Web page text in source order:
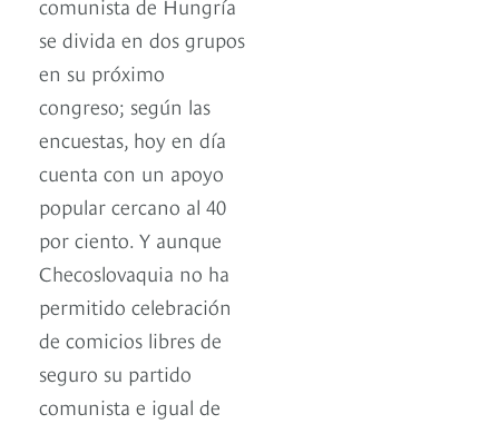
se divida en dos grupos
en su próximo
congreso; según las
encuestas, hoy en día
cuenta con un apoyo
popular cercano al 40
por ciento. Y aunque
Checoslovaquia no ha
permitido celebración
de comicios libres de
seguro su partido
comunista e igual de